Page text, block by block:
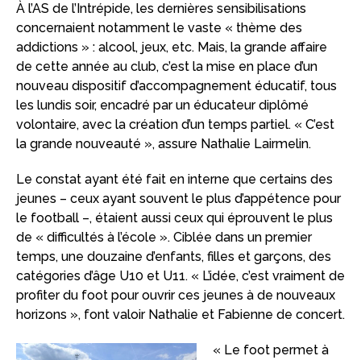
À l’AS de l’Intrépide, les dernières sensibilisations
concernaient notamment le vaste « thème des
addictions » : alcool, jeux, etc. Mais, la grande affaire
de cette année au club, c’est la mise en place d’un
nouveau dispositif d’accompagnement éducatif, tous
les lundis soir, encadré par un éducateur diplômé
volontaire, avec la création d’un temps partiel. « C’est
la grande nouveauté », assure Nathalie Lairmelin.
Le constat ayant été fait en interne que certains des
jeunes – ceux ayant souvent le plus d’appétence pour
le football –, étaient aussi ceux qui éprouvent le plus
de « difficultés à l’école ». Ciblée dans un premier
temps, une douzaine d’enfants, filles et garçons, des
catégories d’âge U10 et U11. « L’idée, c’est vraiment de
profiter du foot pour ouvrir ces jeunes à de nouveaux
horizons », font valoir Nathalie et Fabienne de concert.
« Le foot permet à